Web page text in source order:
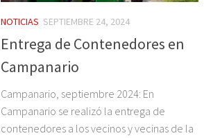
NOTICIAS SEPTIEMBRE 24, 2024
Entrega de Contenedores en
Campanario
Campanario, septiembre 2024: En
Campanario se realizó la entrega de
contenedores a los vecinos y vecinas de la